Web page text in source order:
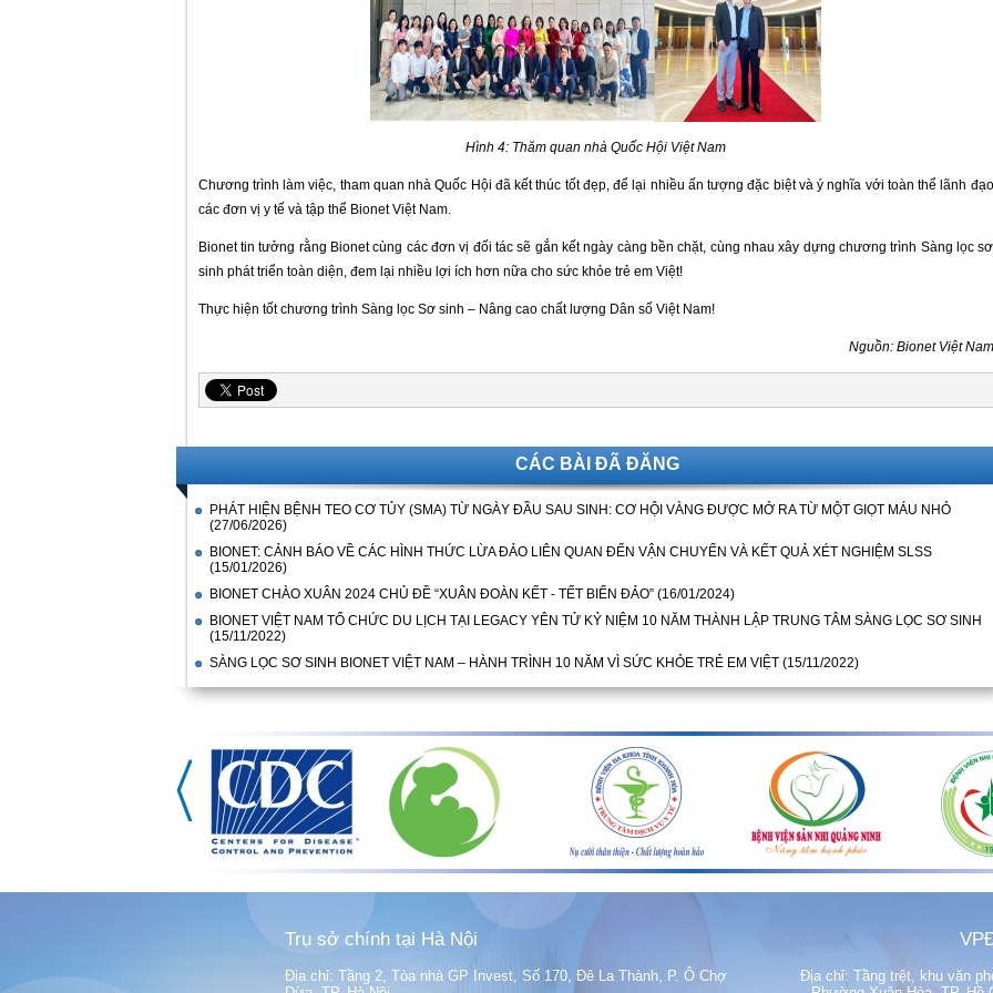
Hình 4: Thăm quan nhà Quốc Hội Việt Nam
Chương trình làm việc, tham quan nhà Quốc Hội đã kết thúc tốt đẹp, để lại nhiều ấn tượng đặc biệt và ý nghĩa với toàn thể lãnh đạo
các đơn vị y tế và tập thể Bionet Việt Nam.
Bionet tin tưởng rằng Bionet cùng các đơn vị đối tác sẽ gắn kết ngày càng bền chặt, cùng nhau xây dựng chương trình Sàng lọc sơ
sinh phát triển toàn diện, đem lại nhiều lợi ích hơn nữa cho sức khỏe trẻ em Việt!
Thực hiện tốt chương trình Sàng lọc Sơ sinh – Nâng cao chất lượng Dân số Việt Nam!
Nguồn: Bionet Việt Nam
CÁC BÀI ĐÃ ĐĂNG
PHÁT HIỆN BỆNH TEO CƠ TỦY (SMA) TỪ NGÀY ĐẦU SAU SINH: CƠ HỘI VÀNG ĐƯỢC MỞ RA TỪ MỘT GIỌT MÁU NHỎ
(27/06/2026)
BIONET: CẢNH BÁO VỀ CÁC HÌNH THỨC LỪA ĐẢO LIÊN QUAN ĐẾN VẬN CHUYỂN VÀ KẾT QUẢ XÉT NGHIỆM SLSS
(15/01/2026)
BIONET CHÀO XUÂN 2024 CHỦ ĐỀ “XUÂN ĐOÀN KẾT - TẾT BIỂN ĐẢO” (16/01/2024)
BIONET VIỆT NAM TỔ CHỨC DU LỊCH TẠI LEGACY YÊN TỬ KỶ NIỆM 10 NĂM THÀNH LẬP TRUNG TÂM SÀNG LỌC SƠ SINH
(15/11/2022)
SÀNG LỌC SƠ SINH BIONET VIỆT NAM – HÀNH TRÌNH 10 NĂM VÌ SỨC KHỎE TRẺ EM VIỆT (15/11/2022)
Trụ sở chính tại Hà Nội
Địa chỉ: Tầng 2, Tòa nhà GP Invest, Số 170, Đê La Thành, P. Ô Chợ
Địa chỉ: Tầng trệt, khu văn